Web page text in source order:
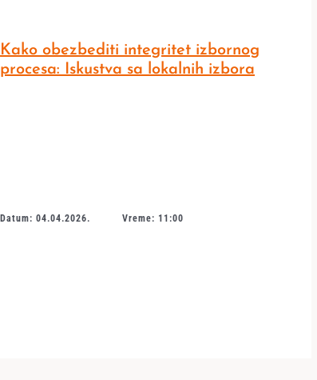
Kako obezbediti integritet izbornog
procesa: Iskustva sa lokalnih izbora
Datum: 04.04.2026. Vreme: 11:00